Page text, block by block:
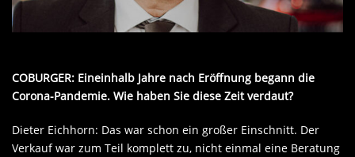
COBURGER: Eineinhalb Jahre nach Eröffnung begann die
Corona-Pandemie. Wie haben Sie diese Zeit verdaut?
Dieter Eichhorn: Das war schon ein großer Einschnitt. Der
Verkauf war zum Teil komplett zu, nicht einmal eine Beratung